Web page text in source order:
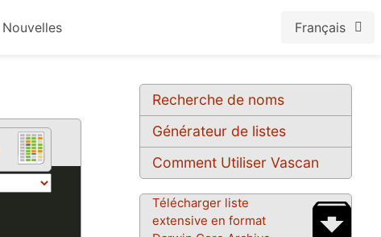
Nouvelles Français
Recherche de noms
Générateur de listes
Comment Utiliser Vascan
Télécharger liste
extensive en format